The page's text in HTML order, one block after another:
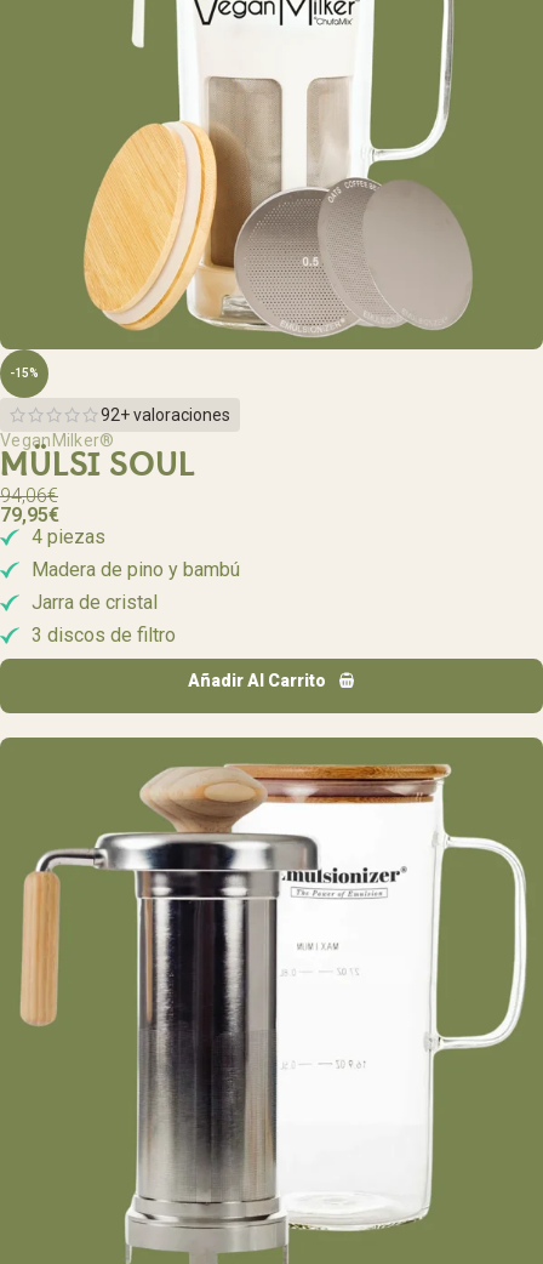
-15%
92+ valoraciones
VeganMilker®
MÜLSI SOUL
94,06€
79,95€
4 piezas
Madera de pino y bambú
Jarra de cristal
3 discos de filtro
Añadir Al Carrito